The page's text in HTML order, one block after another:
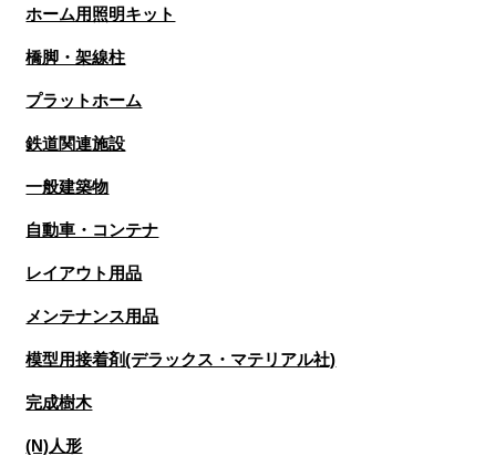
ホーム用照明キット
橋脚・架線柱
プラットホーム
鉄道関連施設
一般建築物
自動車・コンテナ
レイアウト用品
メンテナンス用品
模型用接着剤(デラックス・マテリアル社)
完成樹木
(N)人形